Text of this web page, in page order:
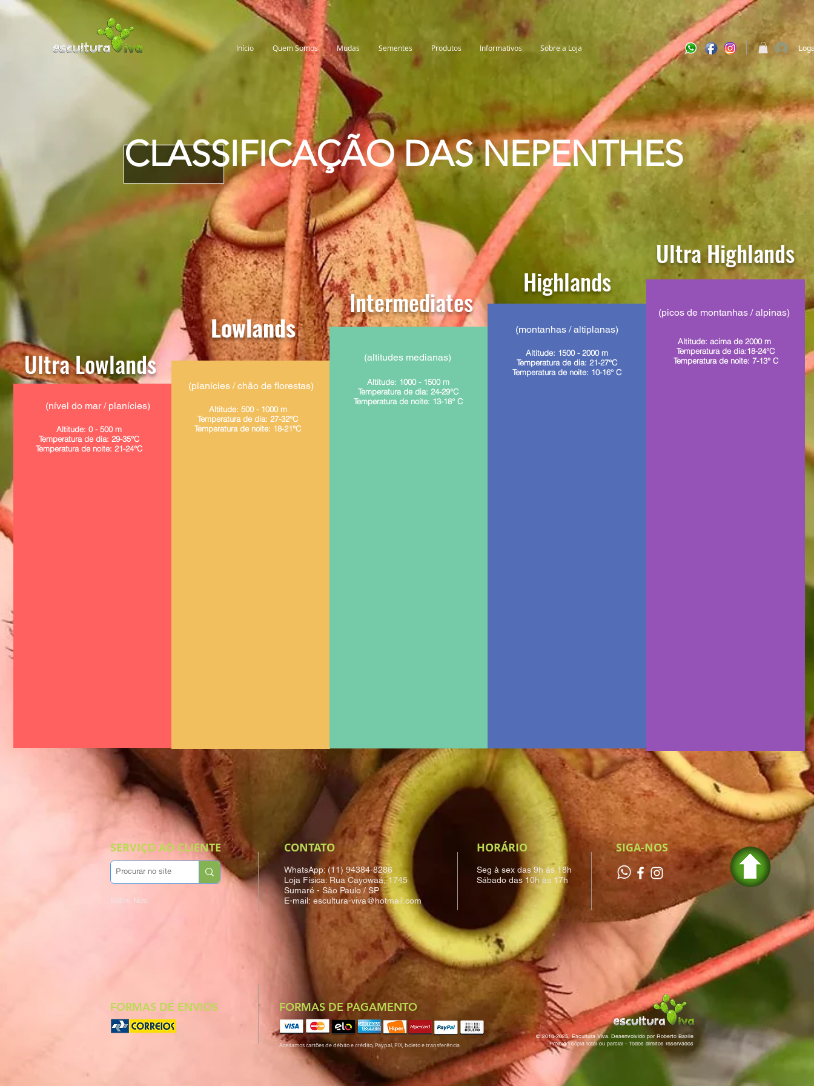
Início Quem Somos Mudas Sementes Produtos Informativos Sobre a Loja
CLASSIFICAÇÃO DAS NEPENTHES
UltraHighlands
Ultra Lowlands
Altitude: ​0 - 500 m
Temperatura de dia: 29-35°C
Temperatura de noite: 21-24°C
(nível do mar / planícies)
Lowlands
Altitude: 500 - 1000 m
Temperatura de dia: 27-32°C
Temperatura de noite: 18-21°C
(planícies / chão de florestas)
Intermediates
Altitude: 1000 - 1500 m
Temperatura de dia: 24-29°C
Temperatura de noite: 13-18° C
(altitudes medianas)
Altitude: 1500 - 2000 m
Temperatura de dia: 21-27°C
Temperatura de noite: 10-16° C
(montanhas / altiplanas)
Highlands
Altitude: acima de 2000 m
Temperatura de dia:18-24°C
Temperatura de noite: 7-13° C
(picos de montanhas / alpinas)
SERVIÇO AO CLIENTE
Sobre Nós
CONTATO
WhatsApp: (11) 94384-8286
Loja Física: Rua Cayowaá, 1745
Sumaré - São Paulo / SP
E-mail: escultura-viva@hotmail.com
HORÁRIO
Seg à sex das 9h ás 18h
Sábado das 10h às 17h
SIGA-NOS
FORMAS DE ENVIOS FORMAS DE PAGAMENTO
Aceitamos cartões de débito e crédito, Paypal, PIX, boleto e transferência
© 2018-2025, Escultura Viva. Desenvolvido por Roberto Basile
Proibido cópia total ou parcial - Todos direitos reservados